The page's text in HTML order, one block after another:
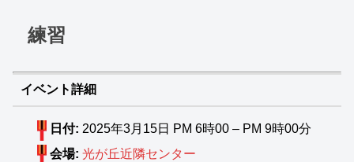
練習
イベント詳細
日付: 2025年3月15日 PM 6時00 – PM 9時00分
会場: 光が丘近隣センター